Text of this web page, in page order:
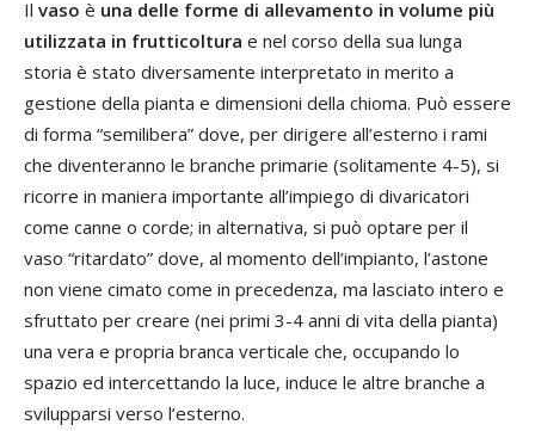
Il vaso è una delle forme di allevamento in volume più
utilizzata in frutticoltura e nel corso della sua lunga
storia è stato diversamente interpretato in merito a
gestione della pianta e dimensioni della chioma. Può essere
di forma “semilibera” dove, per dirigere all’esterno i rami
che diventeranno le branche primarie (solitamente 4-5), si
ricorre in maniera importante all’impiego di divaricatori
come canne o corde; in alternativa, si può optare per il
vaso “ritardato” dove, al momento dell’impianto, l’astone
non viene cimato come in precedenza, ma lasciato intero e
sfruttato per creare (nei primi 3-4 anni di vita della pianta)
una vera e propria branca verticale che, occupando lo
spazio ed intercettando la luce, induce le altre branche a
svilupparsi verso l’esterno.